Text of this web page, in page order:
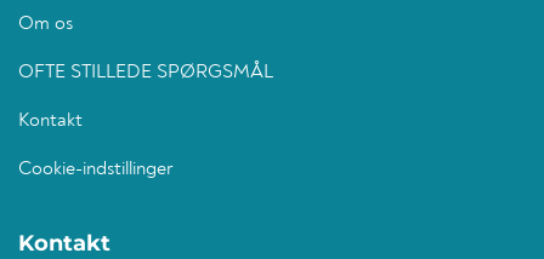
Om os
OFTE STILLEDE SPØRGSMÅL
Kontakt
Cookie-indstillinger
Kontakt